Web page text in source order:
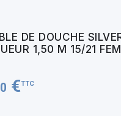
DE DOUCHE
1,50 M 15/21
€TTC